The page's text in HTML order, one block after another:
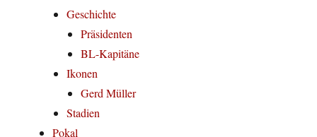
Geschichte
Präsidenten
BL-Kapitäne
Ikonen
Gerd Müller
Stadien
Pokal